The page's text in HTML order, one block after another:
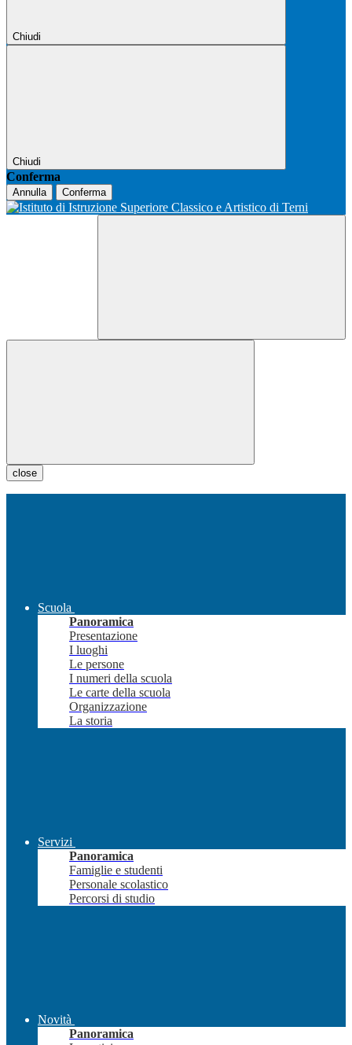
Chiudi
Chiudi
Conferma
Annulla Conferma
close
Scuola
Panoramica
Presentazione
I luoghi
Le persone
I numeri della scuola
Le carte della scuola
Organizzazione
La storia
Servizi
Panoramica
Famiglie e studenti
Personale scolastico
Percorsi di studio
Novità
Panoramica